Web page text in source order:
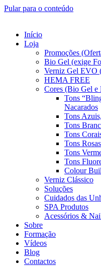
Pular para o conteúdo
Início
Loja
Promoções
Bio Gel (exige
Verniz Gel EVO
HEMA FREE
Cores (Bio Gel
Tons
Nacarados
Tons
Tons
Tons
Tons
Tons
Tons
Colour
Verniz Clássico
Soluções
Cuidados das
SPA Produtos
Acessórios &
Sobre
Formação
Vídeos
Blog
Contactos